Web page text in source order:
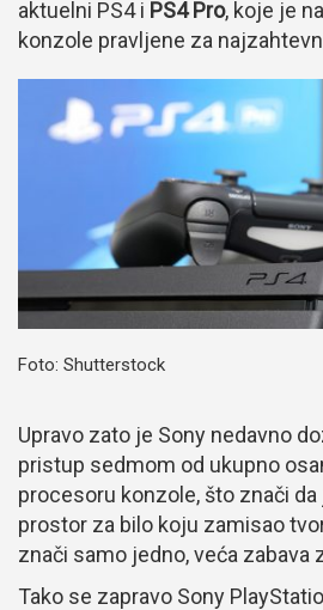
aktuelni PS4 i PS4 Pro, koje je
konzole pravljene za
Foto: Shutterstock
Upravo zato je Sony nedavno
pristup sedmom od ukupno
procesoru konzole, što znači da
prostor za bilo koju zamisao
znači samo jedno, veća zabava
Tako se zapravo Sony